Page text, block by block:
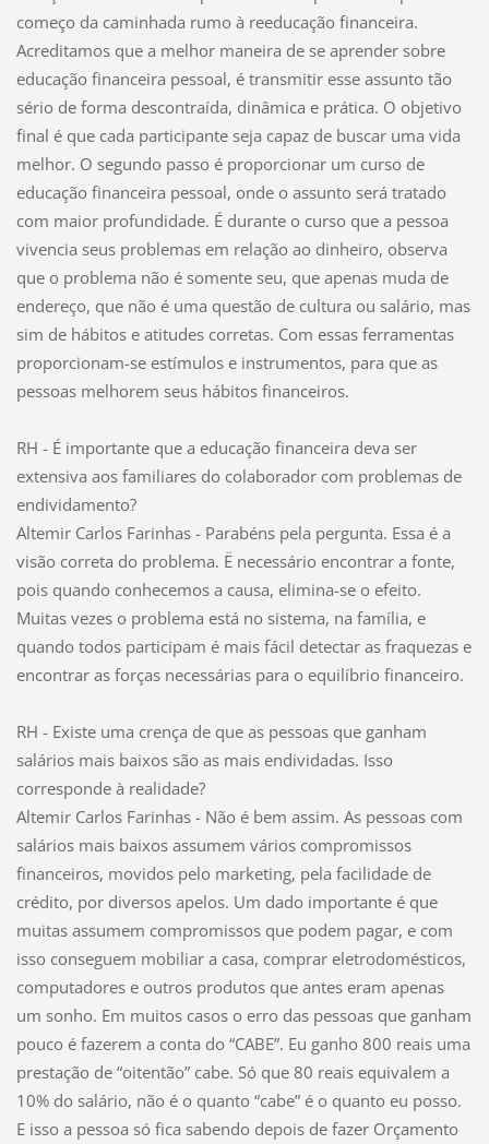
começo da caminhada rumo à reeducação financeira.
Acreditamos que a melhor maneira de se aprender sobre
educação financeira pessoal, é transmitir esse assunto tão
sério de forma descontraída, dinâmica e prática. O objetivo
final é que cada participante seja capaz de buscar uma vida
melhor. O segundo passo é proporcionar um curso de
educação financeira pessoal, onde o assunto será tratado
com maior profundidade. É durante o curso que a pessoa
vivencia seus problemas em relação ao dinheiro, observa
que o problema não é somente seu, que apenas muda de
endereço, que não é uma questão de cultura ou salário, mas
sim de hábitos e atitudes corretas. Com essas ferramentas
proporcionam-se estímulos e instrumentos, para que as
pessoas melhorem seus hábitos financeiros.
RH - É importante que a educação financeira deva ser
extensiva aos familiares do colaborador com problemas de
endividamento?
Altemir Carlos Farinhas - Parabéns pela pergunta. Essa é a
visão correta do problema. Ë necessário encontrar a fonte,
pois quando conhecemos a causa, elimina-se o efeito.
Muitas vezes o problema está no sistema, na família, e
quando todos participam é mais fácil detectar as fraquezas e
encontrar as forças necessárias para o equilíbrio financeiro.
RH - Existe uma crença de que as pessoas que ganham
salários mais baixos são as mais endividadas. Isso
corresponde à realidade?
Altemir Carlos Farinhas - Não é bem assim. As pessoas com
salários mais baixos assumem vários compromissos
financeiros, movidos pelo marketing, pela facilidade de
crédito, por diversos apelos. Um dado importante é que
muitas assumem compromissos que podem pagar, e com
isso conseguem mobiliar a casa, comprar eletrodomésticos,
computadores e outros produtos que antes eram apenas
um sonho. Em muitos casos o erro das pessoas que ganham
pouco é fazerem a conta do “CABE”. Eu ganho 800 reais uma
prestação de “oitentão” cabe. Só que 80 reais equivalem a
10% do salário, não é o quanto “cabe” é o quanto eu posso.
E isso a pessoa só fica sabendo depois de fazer Orçamento